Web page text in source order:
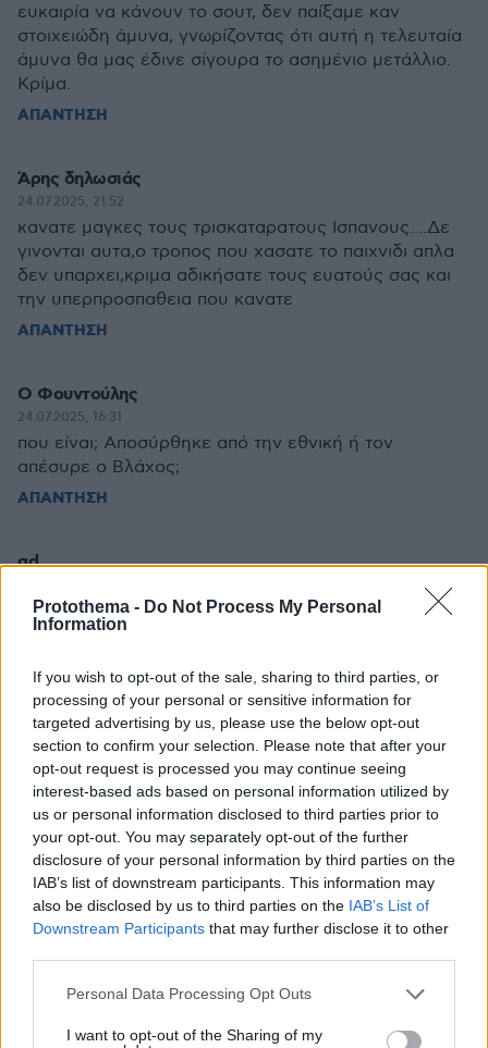
Protothema - Do Not Process My Personal
Information
If you wish to opt-out of the sale, sharing to third parties, or
processing of your personal or sensitive information for
targeted advertising by us, please use the below opt-out
section to confirm your selection. Please note that after your
opt-out request is processed you may continue seeing
interest-based ads based on personal information utilized by
us or personal information disclosed to third parties prior to
your opt-out. You may separately opt-out of the further
disclosure of your personal information by third parties on the
IAB’s list of downstream participants. This information may
also be disclosed by us to third parties on the IAB’s List of
Downstream Participants that may further disclose it to other
Please note that this website/app uses one or more Google
not limited to your visit or usage behaviour. You may click to
Personal Data Processing Opt Outs
I want to opt-out of the Sharing of my
ευκαιρία να κάνουν το σουτ, δεν παίξαμε καν
στοιχειώδη άμυνα, γνωρίζοντας ότι αυτή η τελευταία
άμυνα θα μας έδινε σίγουρα το ασημένιο μετάλλιο.
Κρίμα.
ΑΠΑΝΤΗΣΗ
Άρης δηλωσιάς
24.07.2025, 21:52
κανατε μαγκες τους τρισκαταρατους Ισπανους....Δε
γινονται αυτα,ο τροπος που χασατε το παιχνιδι απλα
δεν υπαρχει,κριμα αδικήσατε τους ευατούς σας και
την υπερπροσπαθεια που κανατε
ΑΠΑΝΤΗΣΗ
O Φουντούλης
24.07.2025, 16:31
που είναι; Αποσύρθηκε από την εθνική ή τον
απέσυρε ο Βλάχος;
ΑΠΑΝΤΗΣΗ
gd
Κατάλαβες ότι είσαι υπεύθυνος 100% που δεν
πήραμε το χρυσό??Επαναλαμβανόμενα παιδαριώδη
δηλώσεις!!!
ΑΠΑΝΤΗΣΗ
24.07.2025, 16:26
24.07.2025, 17:49
Ήσασταν εκεί αυτόπτης μάρτυρας; Πότε; Ποια
λάθη; Εάν έδωσε οδηγίες και οι αθλητές
παρέκλιναν αυτών, δεν τις τήρησαν, ή έκαναν κάτι
άλλο, δεν φταίει αυτός. Τουλάχιστον ο άνθρωπος
δεν κατηγορεί δημόσια άλλους ανθρώπους όπως
τους αθλητές. Μας λέτε ότι φταίνε οι βουλευτές
Εάν δεν ξέρετε πως έχετε γνώμη; Δεν είχατε τι να
κάνατε στο καναπέ, καρέκλα, ή και φυλακή που